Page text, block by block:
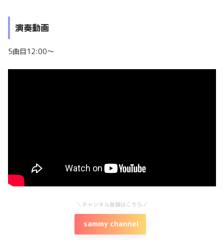
演奏動画
5曲目12:00〜
＼チャンネル登録はこちら／
sammy channel